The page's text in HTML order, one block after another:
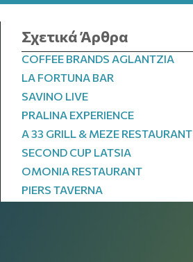
Σχετικά Άρθρα
COFFEE BRANDS AGLANTZIA
LA FORTUNA BAR
SAVINO LIVE
PRALINA EXPERIENCE
A 33 GRILL & MEZE RESTAURANT
SECOND CUP LATSIA
OMONIA RESTAURANT
PIERS TAVERNA